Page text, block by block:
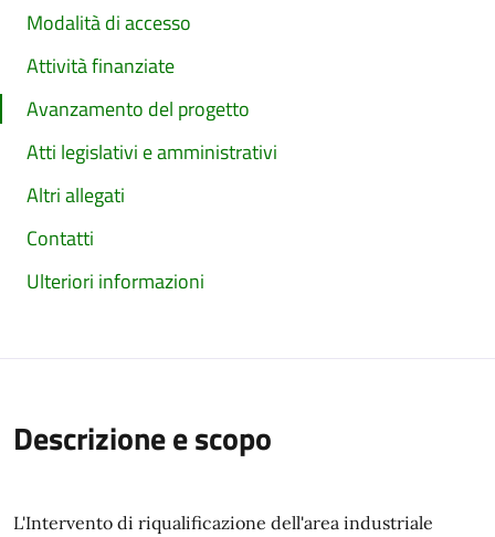
Modalità di accesso
Attività finanziate
Avanzamento del progetto
Atti legislativi e amministrativi
Altri allegati
Contatti
Ulteriori informazioni
Descrizione e scopo
L'Intervento di riqualificazione dell'area industriale